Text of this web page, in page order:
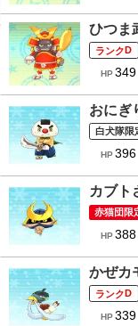
ひつま
D
HP349
おにぎ
白犬隊限
HP396
カブト
赤猫団限
HP388
かぜカ
D
HP339